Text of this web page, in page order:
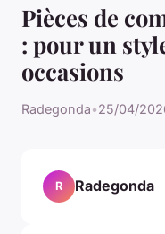
Pièces de
: pour un
occasions
Radegonda•25/04/
R Radegonda